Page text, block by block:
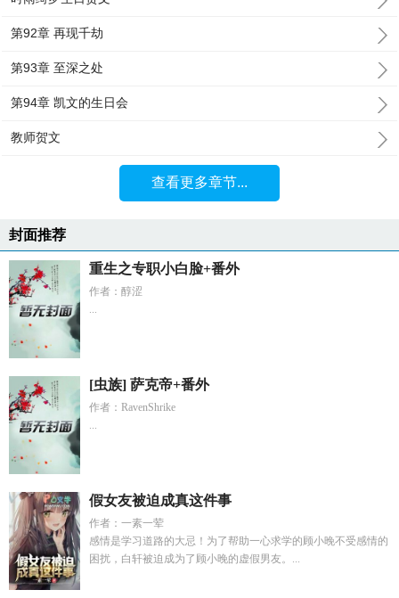
第92章 再现千劫
第93章 至深之处
第94章 凯文的生日会
教师贺文
查看更多章节...
封面推荐
重生之专职小白脸+番外
作者：醇涩
...
[虫族] 萨克帝+番外
作者：RavenShrike
...
假女友被迫成真这件事
作者：一素一荤
感情是学习道路的大忌！为了帮助一心求学的顾小晚不受感情的
困扰，白轩被迫成为了顾小晚的虚假男友。...